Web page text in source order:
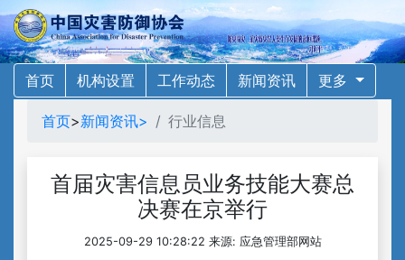
首页 机构设置 工作动态 新闻资讯 更多
首页>新闻资讯> 行业信息
首届灾害信息员业务技能大赛总
决赛在京举行
2025-09-29 10:28:22 来源: 应急管理部网站